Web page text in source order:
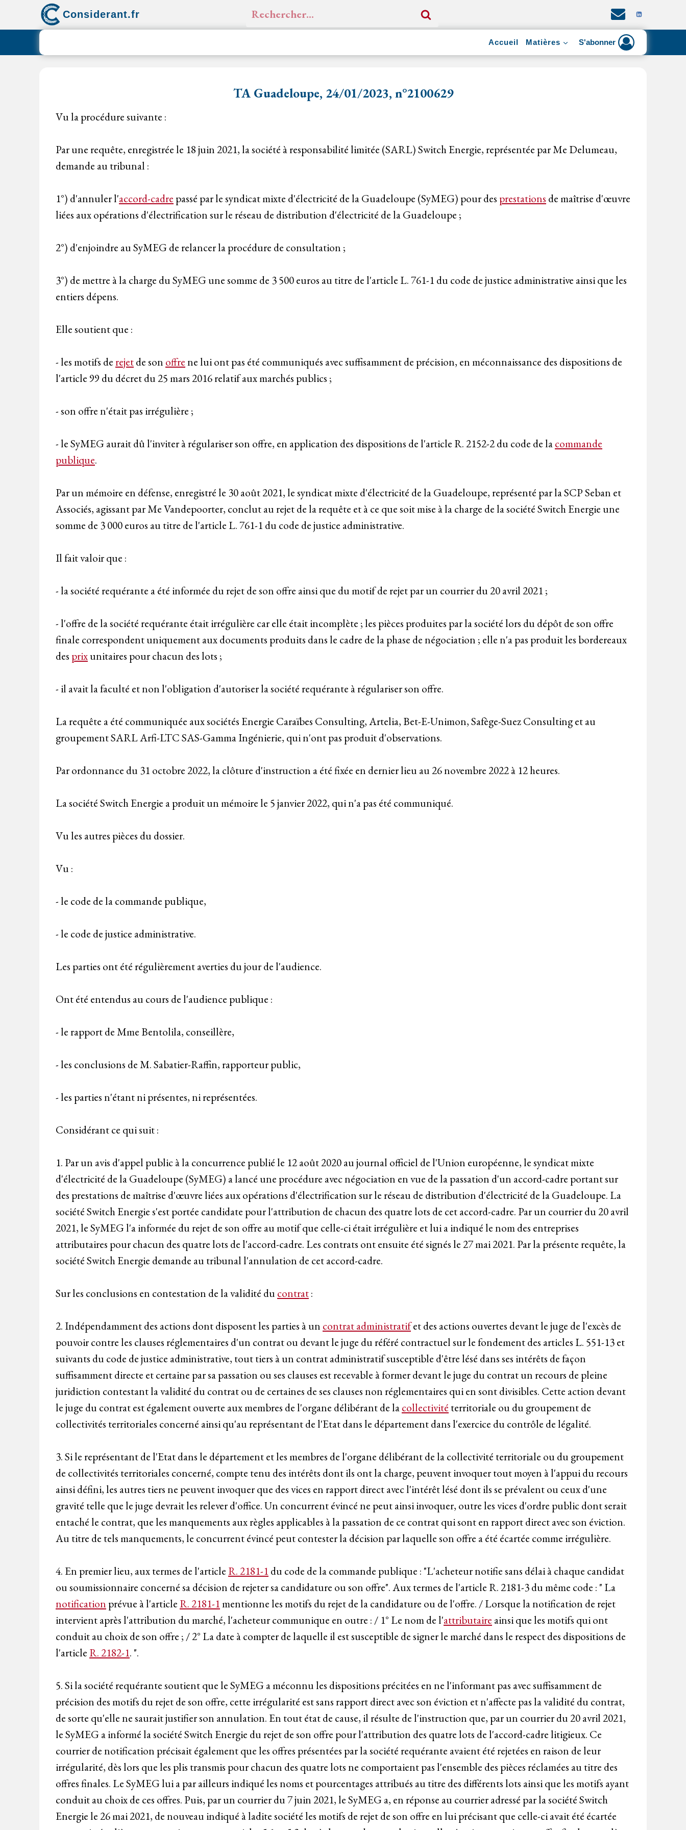
Considerant.fr Rechercher :
Accueil Matières S'abonner
TA Guadeloupe, 24/01/2023, n°2100629
Vu la procédure suivante :
Par une requête, enregistrée le 18 juin 2021, la société à responsabilité limitée (SARL) Switch Energie, représentée par Me Delumeau,
demande au tribunal :
1°) d'annuler l'accord-cadre passé par le syndicat mixte d'électricité de la Guadeloupe (SyMEG) pour des prestations de maîtrise d'œuvre
liées aux opérations d'électrification sur le réseau de distribution d'électricité de la Guadeloupe ;
2°) d'enjoindre au SyMEG de relancer la procédure de consultation ;
3°) de mettre à la charge du SyMEG une somme de 3 500 euros au titre de l'article L. 761-1 du code de justice administrative ainsi que les
entiers dépens.
Elle soutient que :
- les motifs derejetde son offrene lui ont pas été communiqués avec suffisamment de précision, en méconnaissance des dispositions de
l'article 99 du décret du 25 mars 2016 relatif aux marchés publics ;
- son offre n'était pas irrégulière ;
- le SyMEG aurait dû l'inviter à régulariser son offre, en application des dispositions de l'article R. 2152-2 du code de lacommande
publique.
Par un mémoire en défense, enregistré le 30 août 2021, le syndicat mixte d'électricité de la Guadeloupe, représenté par la SCP Seban et
Associés, agissant par Me Vandepoorter, conclut au rejet de la requête et à ce que soit mise à la charge de la société Switch Energie une
somme de 3 000 euros au titre de l'article L. 761-1 du code de justice administrative.
Il fait valoir que :
- la société requérante a été informée du rejet de son offre ainsi que du motif de rejet par un courrier du 20 avril 2021 ;
- l'offre de la société requérante était irrégulière car elle était incomplète ; les pièces produites par la société lors du dépôt de son offre
finale correspondent uniquement aux documents produits dans le cadre de la phase de négociation ; elle n'a pas produit les bordereaux
des prixunitaires pour chacun des lots ;
- il avait la faculté et non l'obligation d'autoriser la société requérante à régulariser son offre.
La requête a été communiquée aux sociétés Energie Caraïbes Consulting, Artelia, Bet-E-Unimon, Safège-Suez Consulting et au
groupement SARL Arfi-LTC SAS-Gamma Ingénierie, qui n'ont pas produit d'observations.
Par ordonnance du 31 octobre 2022, la clôture d'instruction a été fixée en dernier lieu au 26 novembre 2022 à 12 heures.
La société Switch Energie a produit un mémoire le 5 janvier 2022, qui n'a pas été communiqué.
Vu les autres pièces du dossier.
Vu :
- le code de la commande publique,
- le code de justice administrative.
Les parties ont été régulièrement averties du jour de l'audience.
Ont été entendus au cours de l'audience publique :
- le rapport de Mme Bentolila, conseillère,
- les conclusions de M. Sabatier-Raffin, rapporteur public,
- les parties n'étant ni présentes, ni représentées.
Considérant ce qui suit :
1. Par un avis d'appel public à la concurrence publié le 12 août 2020 au journal officiel de l'Union européenne, le syndicat mixte
d'électricité de la Guadeloupe (SyMEG) a lancé une procédure avec négociation en vue de la passation d'un accord-cadre portant sur
des prestations de maîtrise d'œuvre liées aux opérations d'électrification sur le réseau de distribution d'électricité de la Guadeloupe. La
société Switch Energie s'est portée candidate pour l'attribution de chacun des quatre lots de cet accord-cadre. Par un courrier du 20 avril
2021, le SyMEG l'a informée du rejet de son offre au motif que celle-ci était irrégulière et lui a indiqué le nom des entreprises
attributaires pour chacun des quatre lots de l'accord-cadre. Les contrats ont ensuite été signés le 27 mai 2021. Par la présente requête, la
société Switch Energie demande au tribunal l'annulation de cet accord-cadre.
Sur les conclusions en contestation de la validité ducontrat:
2. Indépendamment des actions dont disposent les parties à un contrat administratifet des actions ouvertes devant le juge de l'excès de
pouvoir contre les clauses réglementaires d'un contrat ou devant le juge du référé contractuel sur le fondement des articles L. 551-13 et
suivants du code de justice administrative, tout tiers à un contrat administratif susceptible d'être lésé dans ses intérêts de façon
suffisamment directe et certaine par sa passation ou ses clauses est recevable à former devant le juge du contrat un recours de pleine
juridiction contestant la validité du contrat ou de certaines de ses clauses non réglementaires qui en sont divisibles. Cette action devant
le juge du contrat est également ouverte aux membres de l'organe délibérant de lacollectivité territoriale ou du groupement de
collectivités territoriales concerné ainsi qu'au représentant de l'Etat dans le département dans l'exercice du contrôle de légalité.
3. Si le représentant de l'Etat dans le département et les membres de l'organe délibérant de la collectivité territoriale ou du groupement
de collectivités territoriales concerné, compte tenu des intérêts dont ils ont la charge, peuvent invoquer tout moyen à l'appui du recours
ainsi défini, les autres tiers ne peuvent invoquer que des vices en rapport direct avec l'intérêt lésé dont ils se prévalent ou ceux d'une
gravité telle que le juge devrait les relever d'office. Un concurrent évincé ne peut ainsi invoquer, outre les vices d'ordre public dont serait
entaché le contrat, que les manquements aux règles applicables à la passation de ce contrat qui sont en rapport direct avec son éviction.
Au titre de tels manquements, le concurrent évincé peut contester la décision par laquelle son offre a été écartée comme irrégulière.
4. En premier lieu, aux termes de l'article R. 2181-1du code de la commande publique : "L'acheteur notifie sans délai à chaque candidat
ou soumissionnaire concerné sa décision de rejeter sa candidature ou son offre". Aux termes de l'article R. 2181-3 du même code : " La
notification prévue à l'article R. 2181-1mentionne les motifs du rejet de la candidature ou de l'offre. / Lorsque la notification de rejet
intervient après l'attribution du marché, l'acheteur communique en outre : / 1° Le nom de l'attributaire ainsi que les motifs qui ont
conduit au choix de son offre ; / 2° La date à compter de laquelle il est susceptible de signer le marché dans le respect des dispositions de
l'article R. 2182-1. ".
5. Si la société requérante soutient que le SyMEG a méconnu les dispositions précitées en ne l'informant pas avec suffisamment de
précision des motifs du rejet de son offre, cette irrégularité est sans rapport direct avec son éviction et n'affecte pas la validité du contrat,
de sorte qu'elle ne saurait justifier son annulation. En tout état de cause, il résulte de l'instruction que, par un courrier du 20 avril 2021,
le SyMEG a informé la société Switch Energie du rejet de son offre pour l'attribution des quatre lots de l'accord-cadre litigieux. Ce
courrier de notification précisait également que les offres présentées par la société requérante avaient été rejetées en raison de leur
irrégularité, dès lors que les plis transmis pour chacun des quatre lots ne comportaient pas l'ensemble des pièces réclamées au titre des
offres finales. Le SyMEG lui a par ailleurs indiqué les noms et pourcentages attribués au titre des différents lots ainsi que les motifs ayant
conduit au choix de ces offres. Puis, par un courrier du 7 juin 2021, le SyMEG a, en réponse au courrier adressé par la société Switch
Energie le 26 mai 2021, de nouveau indiqué à ladite société les motifs de rejet de son offre en lui précisant que celle-ci avait été écartée